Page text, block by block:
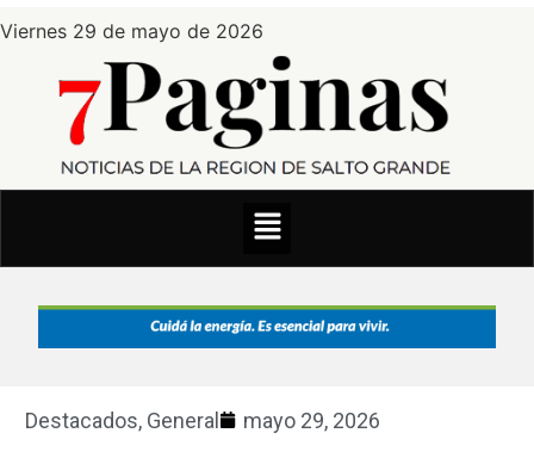
Viernes 29 de mayo de 2026
Destacados, General mayo 29, 2026